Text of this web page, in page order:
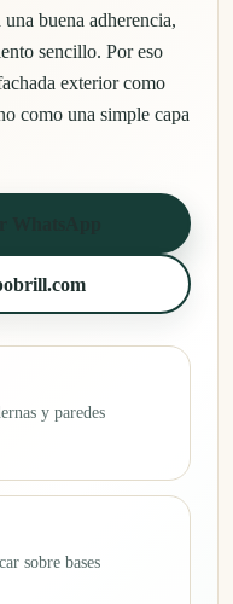
buena adherencia,
sencillo. Por eso
exterior como
como una simple capa
y paredes
sobre bases